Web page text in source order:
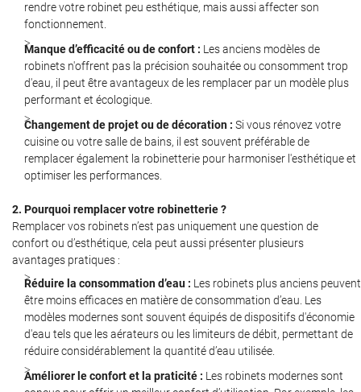
rendre votre robinet peu esthétique, mais aussi affecter son
fonctionnement.
Manque d’efficacité ou de confort : Les anciens modèles de
robinets n'offrent pas la précision souhaitée ou consomment trop
d'eau, il peut être avantageux de les remplacer par un modèle plus
performant et écologique.
Changement de projet ou de décoration : Si vous rénovez votre
cuisine ou votre salle de bains, il est souvent préférable de
remplacer également la robinetterie pour harmoniser l'esthétique et
optimiser les performances.
2. Pourquoi remplacer votre robinetterie ?
Remplacer vos robinets n’est pas uniquement une question de
confort ou d’esthétique, cela peut aussi présenter plusieurs
avantages pratiques :
Réduire la consommation d’eau : Les robinets plus anciens peuvent
être moins efficaces en matière de consommation d’eau. Les
modèles modernes sont souvent équipés de dispositifs d'économie
d'eau tels que les aérateurs ou les limiteurs de débit, permettant de
réduire considérablement la quantité d’eau utilisée.
Améliorer le confort et la praticité : Les robinets modernes sont